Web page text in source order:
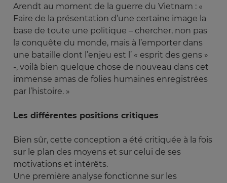
Arendt au moment de la guerre du Vietnam : «
Faire de la présentation d’une certaine image la
base de toute une politique – chercher, non pas
la conquête du monde, mais à l’emporter dans
une bataille dont l’enjeu est l’ « esprit des gens »
-, voilà bien quelque chose de nouveau dans cet
immense amas de folies humaines enregistrées
par l’histoire. »
Les différentes positions critiques
Bien sûr, cette conception a été critiquée à la fois
sur le plan des moyens et sur celui de ses
motivations et intérêts.
Une première analyse fonctionne sur les